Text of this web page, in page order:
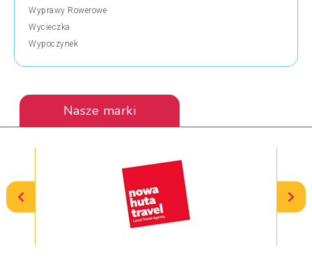
Wyprawy Rowerowe
Wycieczka
Wypoczynek
Nasze marki